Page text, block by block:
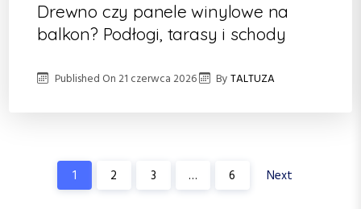
Drewno czy panele winylowe na
balkon? Podłogi, tarasy i schody
Published On21 czerwca 2026 ByTALTUZA
S
t
1 2 3 … 6 Next